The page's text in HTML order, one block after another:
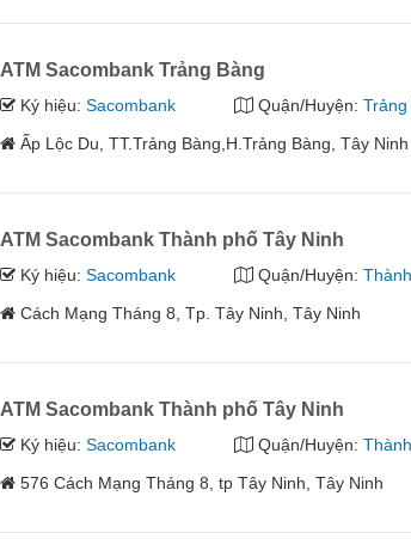
ATM Sacombank Trảng Bàng
Ký hiệu:Sacombank Quận/Huyện: Trảng
Ấp Lộc Du, TT.Trảng Bàng,H.Trảng Bàng, Tây Ninh
ATM Sacombank Thành phố Tây Ninh
Ký hiệu:Sacombank Quận/Huyện:
Cách Mạng Tháng 8, Tp. Tây Ninh, Tây Ninh
ATM Sacombank Thành phố Tây Ninh
Ký hiệu:Sacombank Quận/Huyện:
576 Cách Mạng Tháng 8, tp Tây Ninh, Tây Ninh